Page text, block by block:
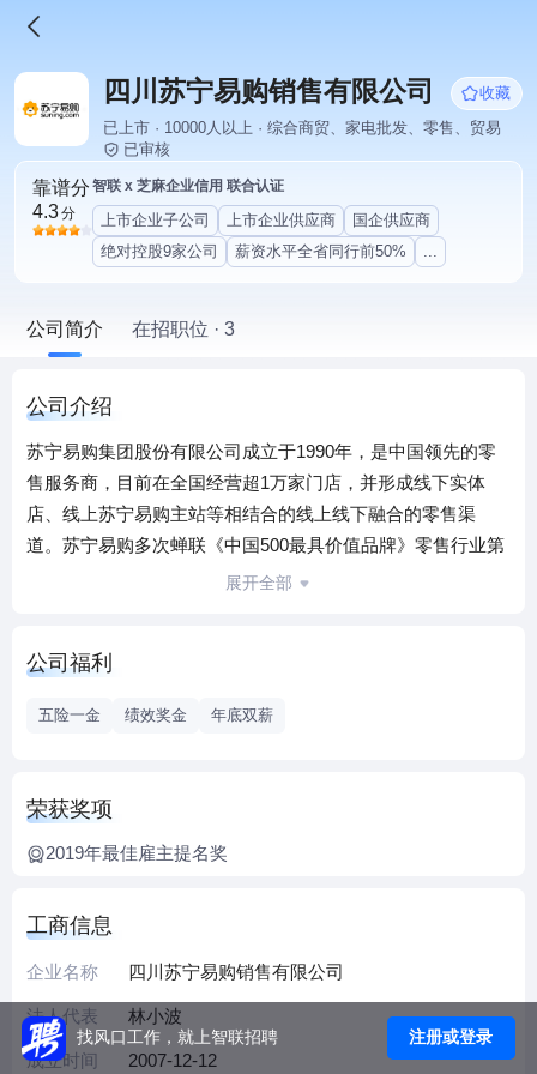
四川苏宁易购销售有限公司
收藏
已上市 · 10000人以上 · 综合商贸、家电批发、零售、贸易
已审核
靠谱分
4.3分
智联 x 芝麻企业信用 联合认证
上市企业子公司 上市企业供应商
国企供应商
绝对控股9家公司
薪资水平全省同行前50% ...
公司简介 在招职位 · 3
公司介绍
苏宁易购集团股份有限公司成立于1990年，是中国领先的零
售服务商，目前在全国经营超1万家门店，并形成线下实体
店、线上苏宁易购主站等相结合的线上线下融合的零售渠
道。苏宁易购多次蝉联《中国500最具价值品牌》零售行业第
一，并在2022年发布的《中国连锁百强企业排行榜》中，以
服务商升级，实现“买家电到苏宁易购” 向“定制家庭场景到苏
展新阶段，正在迈向高质量发展新征程。
展开全部
公司福利
五险一金 绩效奖金 年底双薪
荣获奖项
2019年最佳雇主提名奖
工商信息
企业名称 四川苏宁易购销售有限公司
法人代表 林小波
成立时间 2007-12-12
找风口工作，就上智联招聘 注册或登录